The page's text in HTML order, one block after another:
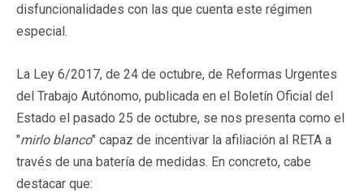
disfuncionalidades con las que cuenta este régimen
especial.
La Ley 6/2017, de 24 de octubre, de Reformas Urgentes
del Trabajo Autónomo, publicada en el Boletín Oficial del
Estado el pasado 25 de octubre, se nos presenta como el
"mirlo blanco" capaz de incentivar la afiliación al RETA a
través de una batería de medidas. En concreto, cabe
destacar que: